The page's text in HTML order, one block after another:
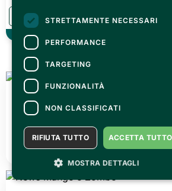
STRETTAMENTE NECESSARI
PERFORMANCE
TARGETING
FUNZIONALITÀ
NON CLASSIFICATI
ACCETTA TUTTO
RIFIUTA TUTTO
MOSTRA DETTAGLI